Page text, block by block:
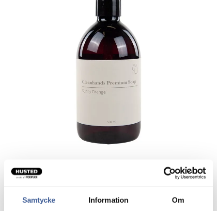
Samtycke Information Om
Clean Hands Premium